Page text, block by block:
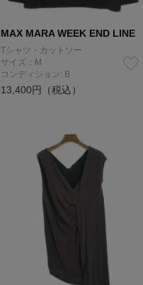
MAX MARA WEEK END LINE
Tシャツ・カットソー
サイズ：M
コンディション: B
13,400円（税込）